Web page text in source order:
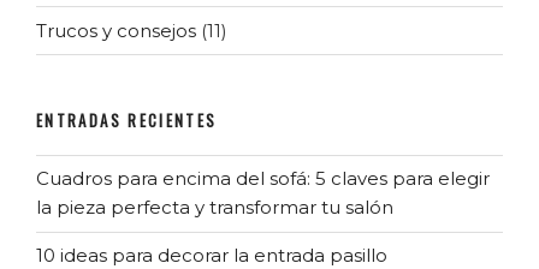
Trucos y consejos (11)
ENTRADAS RECIENTES
Cuadros para encima del sofá: 5 claves para elegir
la pieza perfecta y transformar tu salón
10 ideas para decorar la entrada pasillo